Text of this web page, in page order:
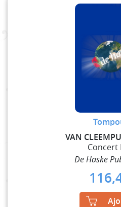
VAN
Concert
De Haske